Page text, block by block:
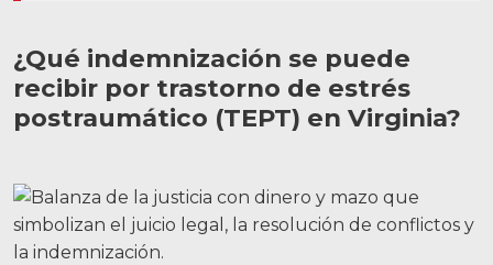
¿Qué indemnización se puede
recibir por trastorno de estrés
postraumático (TEPT) en Virginia?